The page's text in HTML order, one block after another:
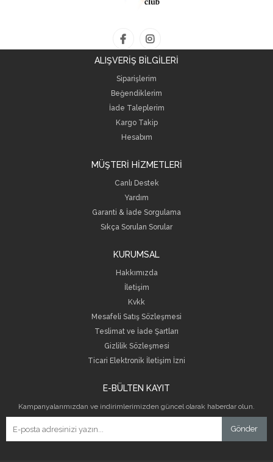
ALIŞVERİŞ BİLGİLERİ
Siparişlerim
Beğendiklerim
İade Taleplerim
Kargo Takip
Hesabım
MÜŞTERİ HİZMETLERİ
Canlı Destek
Yardım
Garanti & İade Sorgulama
Sıkça Sorulan Sorular
KURUMSAL
Hakkımızda
İletişim
Kvkk
Mesafeli Satış Sözleşmesi
Teslimat ve İade Şartları
Gizlilik Sözleşmesi
Ticari Elektronik İletişim İzni
E-BÜLTEN KAYIT
Kampanyalarımızdan ve indirimlerimizden güncel olarak haberdar olun.
Gönder